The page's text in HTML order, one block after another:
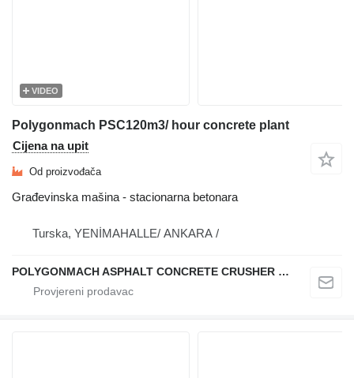
VIDEO
Polygonmach PSC120m3/ hour concrete plant
Cijena na upit
Od proizvođača
Građevinska mašina - stacionarna betonara
Turska, YENİMAHALLE/ ANKARA /
POLYGONMACH ASPHALT CONCRETE CRUSHER SYSTEMS